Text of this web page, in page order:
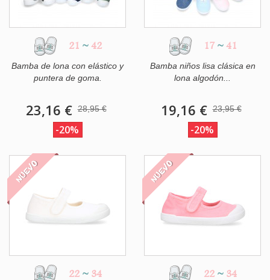
21 ~ 42
Bamba de lona con elástico y
puntera de goma.
23,16 € 28,95 €
-20%
17 ~ 41
Bamba niños lisa clásica en
lona algodón...
19,16 € 23,95 €
-20%
NUEVO
22 ~ 34
NUEVO
22 ~ 34